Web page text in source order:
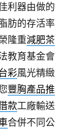
利器由做的
肪的存活率
隆重減肥茶
教育基金會
彩風光精緻
豐胸產品推
款工廠輸送
合併不同公